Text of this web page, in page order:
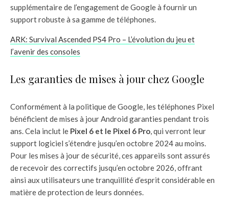
supplémentaire de l’engagement de Google à fournir un
support robuste à sa gamme de téléphones.
ARK: Survival Ascended PS4 Pro – L’évolution du jeu et
l’avenir des consoles
Les garanties de mises à jour chez Google
Conformément à la politique de Google, les téléphones Pixel
bénéficient de mises à jour Android garanties pendant trois
ans. Cela inclut le Pixel 6 et le Pixel 6 Pro, qui verront leur
support logiciel s’étendre jusqu’en octobre 2024 au moins.
Pour les mises à jour de sécurité, ces appareils sont assurés
de recevoir des correctifs jusqu’en octobre 2026, offrant
ainsi aux utilisateurs une tranquillité d’esprit considérable en
matière de protection de leurs données.